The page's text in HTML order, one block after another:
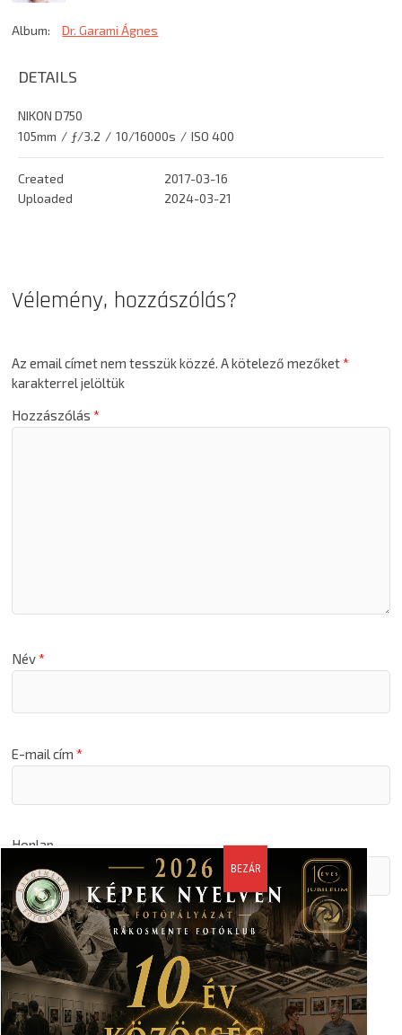
Album: Dr. Garami Ágnes
DETAILS
NIKON D750
105mm / ƒ/3.2 / 10/16000s / ISO 400
Created
2017-03-16
Uploaded
2024-03-21
Vélemény, hozzászólás?
Az email címet nem tesszük közzé. A kötelező mezőket*
karakterrel jelöltük
Hozzászólás*
Név*
E-mail cím*
Honlap
A nevem, email címem, és weboldalcímem mentése a
böngészőben a következő hozzászólásomhoz.